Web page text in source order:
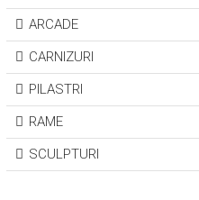
ARCADE
CARNIZURI
PILASTRI
RAME
SCULPTURI